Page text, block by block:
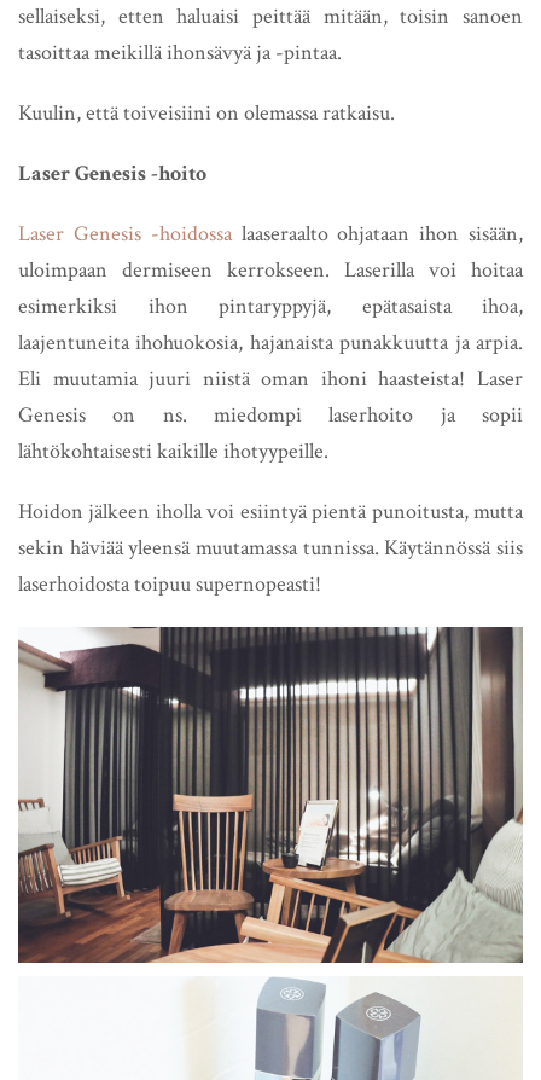
sellaiseksi, etten haluaisi peittää mitään, toisin sanoen
tasoittaa meikillä ihonsävyä ja -pintaa.
Kuulin, että toiveisiini on olemassa ratkaisu.
Laser Genesis -hoito
Laser Genesis -hoidossalaaseraalto ohjataan ihon sisään,
uloimpaan dermiseen kerrokseen. Laserilla voi hoitaa
esimerkiksi ihon pintaryppyjä, epätasaista ihoa,
laajentuneita ihohuokosia, hajanaista punakkuutta ja arpia.
Eli muutamia juuri niistä oman ihoni haasteista! Laser
Genesis on ns. miedompi laserhoito ja sopii
lähtökohtaisesti kaikille ihotyypeille.
Hoidon jälkeen iholla voi esiintyä pientä punoitusta, mutta
sekin häviää yleensä muutamassa tunnissa. Käytännössä siis
laserhoidosta toipuu supernopeasti!